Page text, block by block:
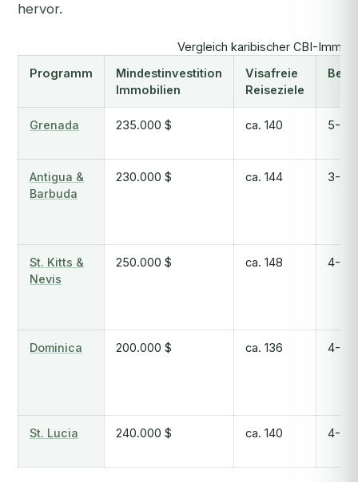
hervor.
Vergleich karibischer CBI-
Programm
Mindestinvestition
Immobilien
Visafreie
Reiseziele
Grenada 235.000 $ ca. 140 5-7
Antigua &
Barbuda
230.000 $ ca. 144 3-6
St. Kitts &
Nevis
250.000 $ ca. 148 4-6
Dominica 200.000 $ ca. 136 4-6
St. Lucia 240.000 $ ca. 140 4-10